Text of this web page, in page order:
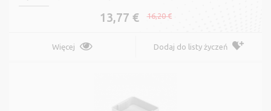
13,77 € 16,20 €
Więcej Dodaj do listy życzeń